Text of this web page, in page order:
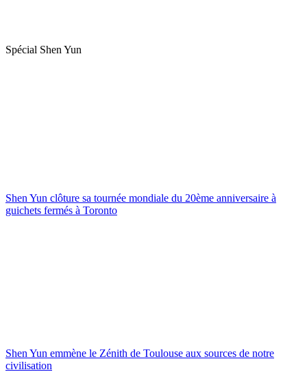
Spécial Shen Yun
Shen Yun clôture sa tournée mondiale du 20ème anniversaire à
guichets fermés à Toronto
Shen Yun emmène le Zénith de Toulouse aux sources de notre
civilisation